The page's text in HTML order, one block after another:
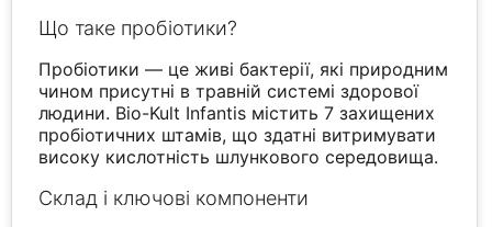
Що таке пробіотики?
Пробіотики — це живі бактерії, які природним
чином присутні в травній системі здорової
людини. Bio-Kult Infantis містить 7 захищених
пробіотичних штамів, що здатні витримувати
високу кислотність шлункового середовища.
Склад і ключові компоненти